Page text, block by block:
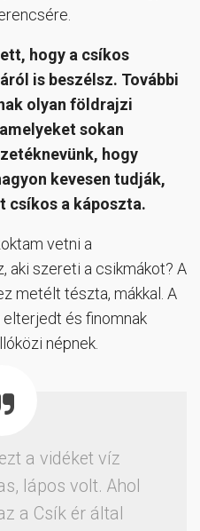
hogy a csíkos
is beszélsz. További
olyan földrajzi
sokan
hogy
kevesen tudják,
csíkos a káposzta.
vetni a
aki szereti a csikmákot? A
metélt tészta, mákkal. A
és finomnak
népnek.
a vidéket víz
lápos volt. Ahol
a Csík ér által